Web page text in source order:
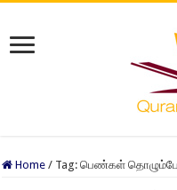
Home / Tag:பெண்கள்